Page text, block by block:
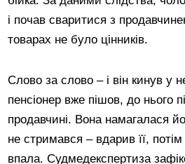
і почав сваритися з
товарах не було цінників.
Слово за слово – і він кинув у
пенсіонер вже пішов, до нього
продавчині. Вона намагалася
не стримався – вдарив її,
впала. Судмедекспертиза